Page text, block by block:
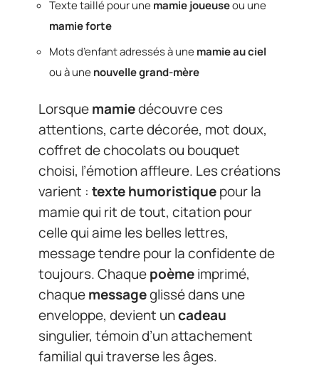
Texte taillé pour unemamie joueuseou une
mamie forte
Mots d’enfant adressés à unemamie au ciel
ou à unenouvelle grand-mère
Lorsquemamiedécouvre ces
attentions, carte décorée, mot doux,
coffret de chocolats ou bouquet
choisi, l’émotion affleure. Les créations
varient : texte humoristiquepour la
mamie qui rit de tout, citation pour
celle qui aime les belles lettres,
message tendre pour la confidente de
toujours. Chaquepoèmeimprimé,
chaquemessageglissé dans une
enveloppe, devient uncadeau
singulier, témoin d’un attachement
familial qui traverse les âges.